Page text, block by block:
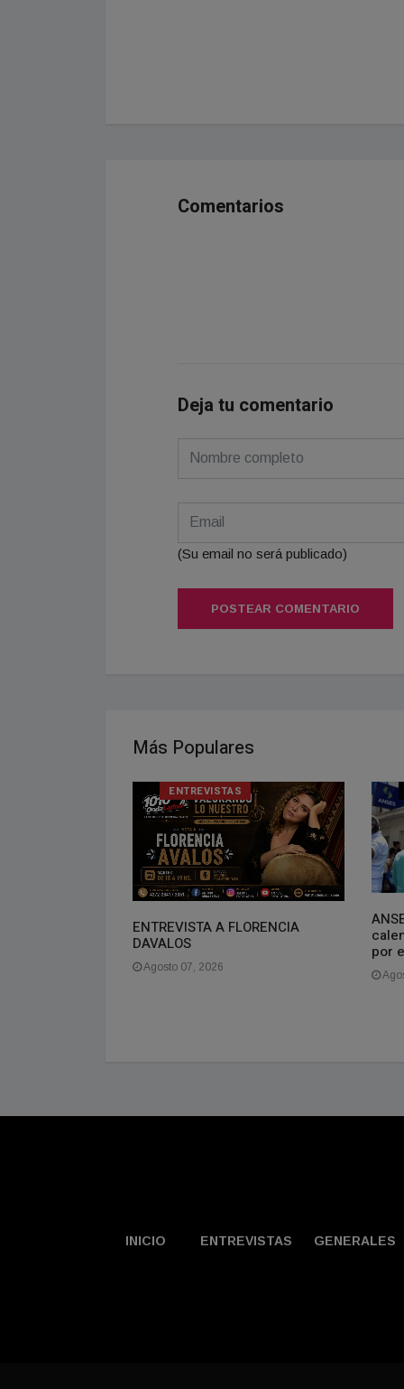
Comentarios
Deja tu comentario
(Su email no será publicado)
POSTEAR COMENTARIO
Más Populares
ENTREVISTAS
ENTREVISTA A FLORENCIA
DAVALOS
Agosto 07, 2026
por
INICIO ENTREVISTAS GENERALES